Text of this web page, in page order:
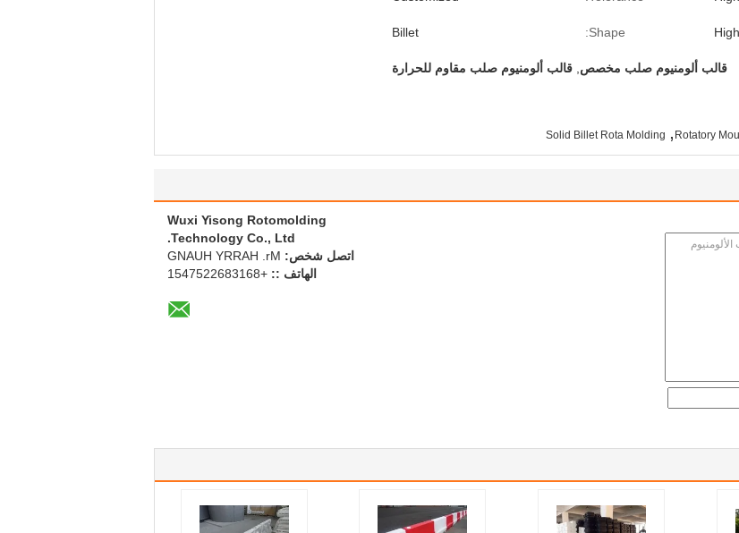
High
Shape:
Billet
قالب ألومنيوم صلب مخصص قالب ألومنيوم صلب مقاوم للحرارة
Rotatory
,
Solid Billet Rota Molding
Wuxi Yisong Rotomolding
Technology Co., Ltd.
اتصل شخص: Mr. HARRY HUANG
الهاتف :: +8613862257451